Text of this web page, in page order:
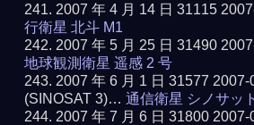
2007 年 4 月 14 日 31115
行衛星 北斗 M1
2007 年 5 月 25 日 31490
地球観測衛星 遥感 2 号
2007 年 6 月 1 日 31577
(SINOSAT 3)…通信衛星 シノサッ
2007 年 7 月 6 日 31800